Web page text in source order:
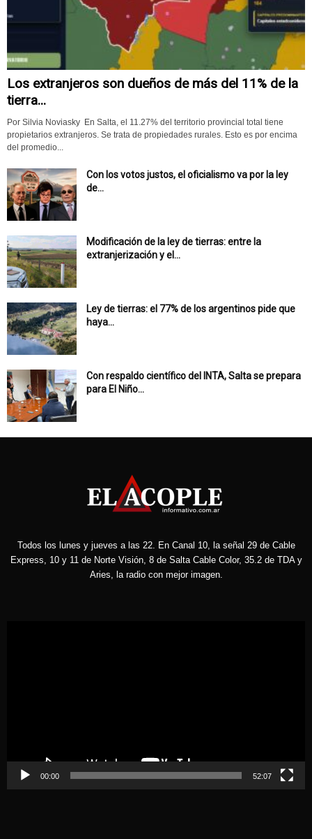
Los extranjeros son dueños de más del 11% de la
tierra...
Por Silvia Noviasky En Salta, el 11.27% del territorio provincial total tiene
propietarios extranjeros. Se trata de propiedades rurales. Esto es por encima
del promedio...
Con los votos justos, el oficialismo va por la ley
de...
Modificación de la ley de tierras: entre la
extranjerización y el...
Ley de tierras: el 77% de los argentinos pide que
haya...
Con respaldo científico del INTA, Salta se prepara
para El Niño...
Todos los lunes y jueves a las 22. En Canal 10, la señal 29 de Cable
Express, 10 y 11 de Norte Visión, 8 de Salta Cable Color, 35.2 de TDA y
Aries, la radio con mejor imagen.
00:00 52:07